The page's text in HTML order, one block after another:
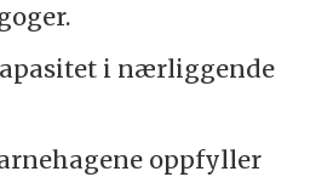
i nærliggende
oppfyller